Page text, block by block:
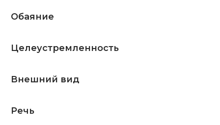
Обаяние
Целеустремленность
Внешний вид
Речь